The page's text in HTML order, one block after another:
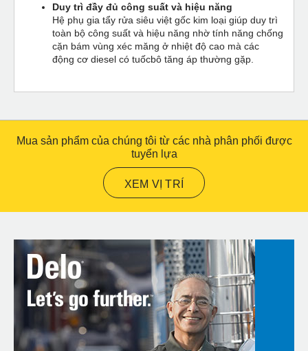
Duy trì đầy đủ công suất và hiệu năng
Hệ phụ gia tẩy rửa siêu việt gốc kim loại giúp duy trì
toàn bộ công suất và hiệu năng nhờ tính năng chống
cặn bám vùng xéc măng ở nhiệt độ cao mà các
động cơ diesel có tuốcbô tăng áp thường gặp.
Mua sản phẩm của chúng tôi từ các nhà phân phối được
tuyển lựa
XEM VỊ TRÍ